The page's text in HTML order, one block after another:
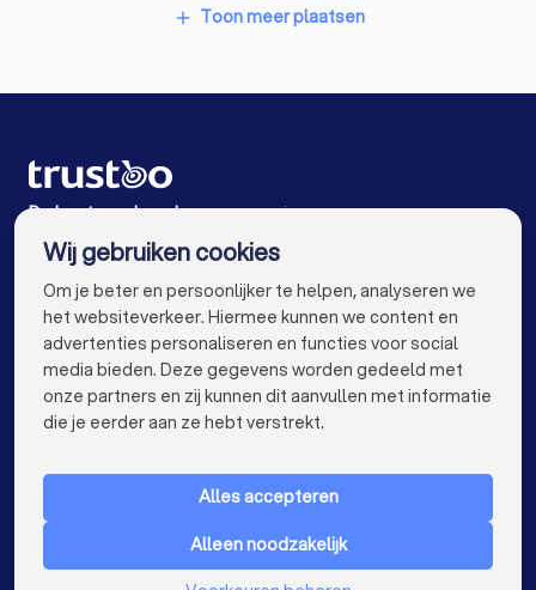
Reclamebureaus in Valkenswaard
Reclamebureaus in Best
Reclamebureaus in Amsterdam
Reclamebureaus in Rotterdam
Reclamebureaus in Den Haag
Reclamebureaus in Utrecht
Reclamebureaus in Groningen
Reclamebureaus in Almere
add Toon meer plaatsen
De beste reclamebureaus voor jou
VOOR PARTICULIEREN keyboard_arrow_down
Nederland
Wij gebruiken cookies
Om je beter en persoonlijker te helpen, analyseren we
het websiteverkeer. Hiermee kunnen we content en
advertenties personaliseren en functies voor social
media bieden. Deze gegevens worden gedeeld met
onze partners en zij kunnen dit aanvullen met informatie
die je eerder aan ze hebt verstrekt.
Alles accepteren
Alleen noodzakelijk